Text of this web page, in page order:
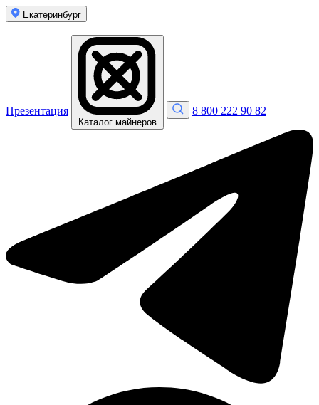
Екатеринбург
Презентация
Каталог майнеров
8 800 222 90 82